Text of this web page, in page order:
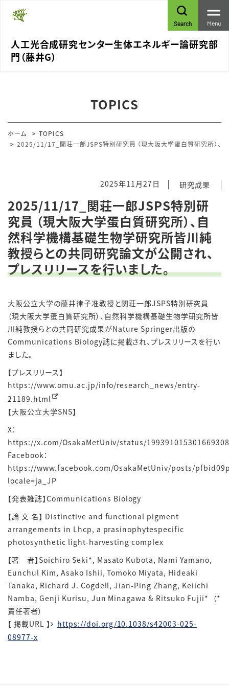
人工光合成研究センター生体エネルギー論研究部
門（藤井G）
Search Menu
TOPICS
ホーム
TOPICS
2025/11/17_関荘一郎JSPS特別研究員 （現大阪大学蛋白質研究所）、
2025年11月27日 研究成果
2025/11/17_関荘一郎JSPS特別研
究員 （現大阪大学蛋白質研究所）、自
然科学機構基礎生物学研究所皆川純
教授らとの共同研究論文が公開され、
プレスリリースを行いました。
大阪公立大学の藤井律子准教授と関荘一郎JSPS特別研究員
（現大阪大学蛋白質研究所）、自然科学機構基礎生物学研究所皆
川純教授らとの共同研究成果がNature Springer出版の
Communications Biology誌に掲載され、プレスリリースを行い
ました。
【プレスリリース】
https://www.omu.ac.jp/info/research_news/entry-
21189.html
【大阪公立大学SNS】
X：
https://x.com/OsakaMetUniv/status/
Facebook：
https://www.facebook.com/OsakaMetUniv/posts/
locale=ja_JP
【発表雑誌】Communications Biology
【論 文 名】 Distinctive and functional pigment
arrangements in Lhcp, a prasinophytespecific
photosynthetic light-harvesting complex
【著 者】Soichiro Seki*, Masato Kubota, Nami Yamano,
Eunchul Kim, Asako Ishii, Tomoko Miyata, Hideaki
Tanaka, Richard J. Cogdell, Jian-Ping Zhang, Keiichi
Namba, Genji Kurisu, Jun Minagawa & Ritsuko Fujii*
（*
責任著者）
【 掲載URL 】
https://doi.org/10.1038/s42003-025-
08977-x